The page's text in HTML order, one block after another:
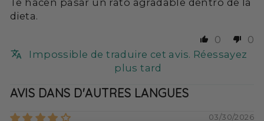
Te hacen pasar un rato agradable dentro de la
dieta.
0
0
Impossible de traduire cet avis. Réessayez
plus tard
AVIS DANS D'AUTRES LANGUES
03/30/2026